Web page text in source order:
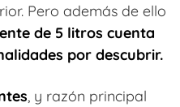
Pero además de ello
de 5 litros cuenta
por descubrir.
, y razón principal